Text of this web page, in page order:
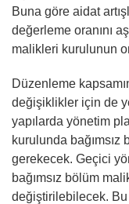
Buna göre aidat
değerleme oranını
malikleri kurulunun
Düzenleme
değişiklikler için de
yapılarda yönetim
kurulunda bağımsız
gerekecek. Geçici
bağımsız bölüm
değiştirilebilecek. Bu